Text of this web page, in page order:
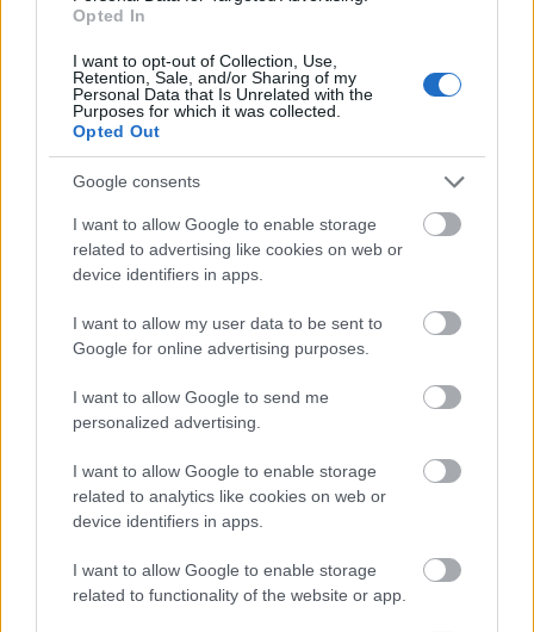
Opted In
I want to opt-out of Collection, Use,
Retention, Sale, and/or Sharing of my
Personal Data that Is Unrelated with the
Purposes for which it was collected.
Opted Out
Google consents
I want to allow Google to enable storage
related to advertising like cookies on web or
device identifiers in apps.
I want to allow my user data to be sent to
Google for online advertising purposes.
I want to allow Google to send me
personalized advertising.
I want to allow Google to enable storage
related to analytics like cookies on web or
device identifiers in apps.
I want to allow Google to enable storage
related to functionality of the website or app.
műemlékfelújítás műemlék restaurálás
Történelmi táj, amelynek minden köve mesél –
megújul a tatai Angolkert
A projekt részeként megújulnak a területen található
műemlékek, köztük a különleges Műromok, valamint a közeli
Várkanyarban álló Nepomuki Szent János híd és szobor is.
M1 bővítés: már zajlik a teljesen új
Bicske Kelet csomópont építése